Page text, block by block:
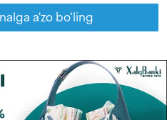
a'zo bo‘ling